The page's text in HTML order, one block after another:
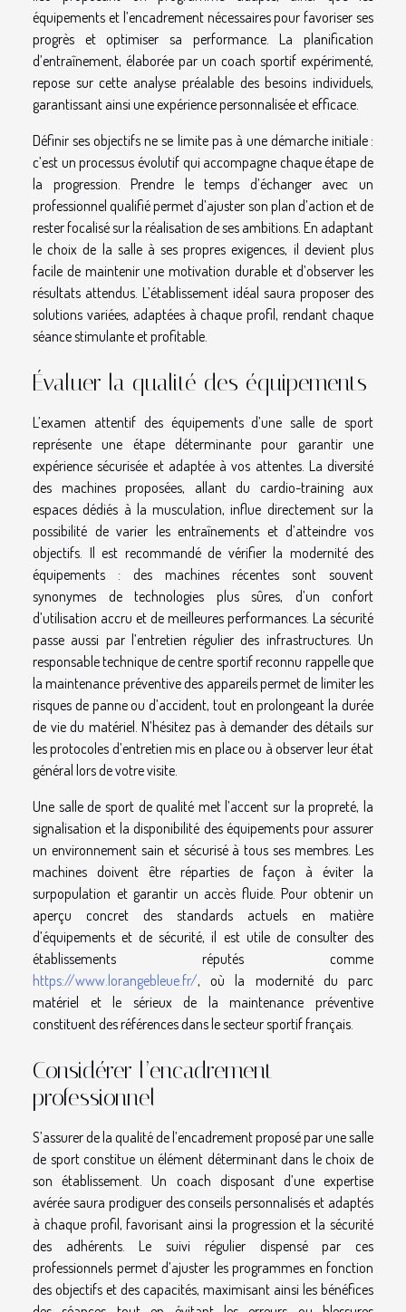
équipements et l’encadrement nécessaires pour favoriser ses
progrès et optimiser sa performance. La planification
d’entraînement, élaborée par un coach sportif expérimenté,
repose sur cette analyse préalable des besoins individuels,
garantissant ainsi une expérience personnalisée et efficace.
Définir ses objectifs ne se limite pas à une démarche initiale :
c’est un processus évolutif qui accompagne chaque étape de
la progression. Prendre le temps d’échanger avec un
professionnel qualifié permet d’ajuster son plan d’action et de
rester focalisé sur la réalisation de ses ambitions. En adaptant
le choix de la salle à ses propres exigences, il devient plus
facile de maintenir une motivation durable et d’observer les
résultats attendus. L’établissement idéal saura proposer des
solutions variées, adaptées à chaque profil, rendant chaque
séance stimulante et profitable.
Évaluer la qualité des équipements
L’examen attentif des équipements d’une salle de sport
représente une étape déterminante pour garantir une
expérience sécurisée et adaptée à vos attentes. La diversité
des machines proposées, allant du cardio-training aux
espaces dédiés à la musculation, influe directement sur la
possibilité de varier les entraînements et d’atteindre vos
objectifs. Il est recommandé de vérifier la modernité des
équipements : des machines récentes sont souvent
synonymes de technologies plus sûres, d’un confort
d’utilisation accru et de meilleures performances. La sécurité
passe aussi par l’entretien régulier des infrastructures. Un
responsable technique de centre sportif reconnu rappelle que
la maintenance préventive des appareils permet de limiter les
risques de panne ou d’accident, tout en prolongeant la durée
de vie du matériel. N’hésitez pas à demander des détails sur
les protocoles d’entretien mis en place ou à observer leur état
général lors de votre visite.
Une salle de sport de qualité met l’accent sur la propreté, la
signalisation et la disponibilité des équipements pour assurer
un environnement sain et sécurisé à tous ses membres. Les
machines doivent être réparties de façon à éviter la
surpopulation et garantir un accès fluide. Pour obtenir un
aperçu concret des standards actuels en matière
d’équipements et de sécurité, il est utile de consulter des
établissements réputés comme
https://www.lorangebleue.fr/, où la modernité du parc
matériel et le sérieux de la maintenance préventive
constituent des références dans le secteur sportif français.
Considérer l’encadrement
professionnel
S’assurer de la qualité de l’encadrement proposé par une salle
de sport constitue un élément déterminant dans le choix de
son établissement. Un coach disposant d’une expertise
avérée saura prodiguer des conseils personnalisés et adaptés
à chaque profil, favorisant ainsi la progression et la sécurité
des adhérents. Le suivi régulier dispensé par ces
professionnels permet d’ajuster les programmes en fonction
des objectifs et des capacités, maximisant ainsi les bénéfices